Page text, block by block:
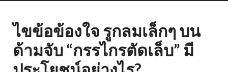
ไขข้อข้องใจ รูกลมเล็กๆ บน
ด้ามจับ “กรรไกรตัดเล็บ” มี